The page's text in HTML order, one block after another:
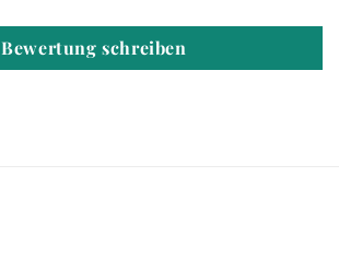
Bewertung schreiben